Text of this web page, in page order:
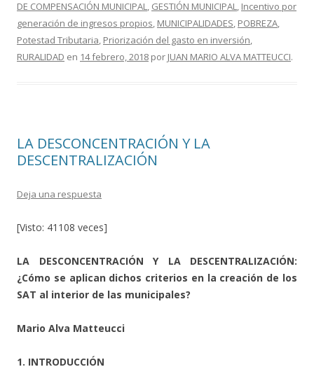
o
k
ti
r
DE COMPENSACIÓN MUNICIPAL, GESTIÓN MUNICIPAL, Incentivo por
generación de ingresos propios, MUNICIPALIDADES, POBREZA,
Potestad Tributaria, Priorización del gasto en inversión,
RURALIDAD en 14 febrero, 2018 por JUAN MARIO ALVA MATTEUCCI.
LA DESCONCENTRACIÓN Y LA
DESCENTRALIZACIÓN
Deja una respuesta
[Visto: 41108 veces]
LA DESCONCENTRACIÓN Y LA DESCENTRALIZACIÓN:
¿Cómo se aplican dichos criterios en la creación de los
SAT al interior de las municipales?
Mario Alva Matteucci
1. INTRODUCCIÓN